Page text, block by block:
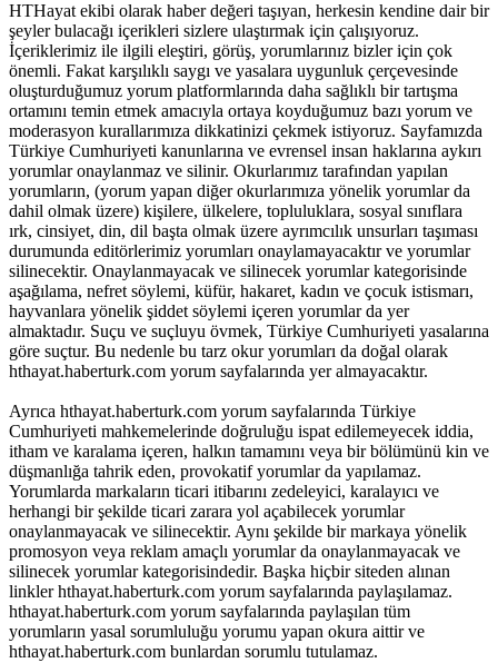
HTHayat ekibi olarak haber değeri taşıyan, herkesin kendine dair bir
şeyler bulacağı içerikleri sizlere ulaştırmak için çalışıyoruz.
İçeriklerimiz ile ilgili eleştiri, görüş, yorumlarınız bizler için çok
önemli. Fakat karşılıklı saygı ve yasalara uygunluk çerçevesinde
oluşturduğumuz yorum platformlarında daha sağlıklı bir tartışma
ortamını temin etmek amacıyla ortaya koyduğumuz bazı yorum ve
moderasyon kurallarımıza dikkatinizi çekmek istiyoruz. Sayfamızda
Türkiye Cumhuriyeti kanunlarına ve evrensel insan haklarına aykırı
yorumlar onaylanmaz ve silinir. Okurlarımız tarafından yapılan
yorumların, (yorum yapan diğer okurlarımıza yönelik yorumlar da
dahil olmak üzere) kişilere, ülkelere, topluluklara, sosyal sınıflara
ırk, cinsiyet, din, dil başta olmak üzere ayrımcılık unsurları taşıması
durumunda editörlerimiz yorumları onaylamayacaktır ve yorumlar
silinecektir. Onaylanmayacak ve silinecek yorumlar kategorisinde
aşağılama, nefret söylemi, küfür, hakaret, kadın ve çocuk istismarı,
hayvanlara yönelik şiddet söylemi içeren yorumlar da yer
almaktadır. Suçu ve suçluyu övmek, Türkiye Cumhuriyeti yasalarına
göre suçtur. Bu nedenle bu tarz okur yorumları da doğal olarak
hthayat.haberturk.com yorum sayfalarında yer almayacaktır.
Ayrıca hthayat.haberturk.com yorum sayfalarında Türkiye
Cumhuriyeti mahkemelerinde doğruluğu ispat edilemeyecek iddia,
itham ve karalama içeren, halkın tamamını veya bir bölümünü kin ve
düşmanlığa tahrik eden, provokatif yorumlar da yapılamaz.
Yorumlarda markaların ticari itibarını zedeleyici, karalayıcı ve
herhangi bir şekilde ticari zarara yol açabilecek yorumlar
onaylanmayacak ve silinecektir. Aynı şekilde bir markaya yönelik
promosyon veya reklam amaçlı yorumlar da onaylanmayacak ve
silinecek yorumlar kategorisindedir. Başka hiçbir siteden alınan
linkler hthayat.haberturk.com yorum sayfalarında paylaşılamaz.
hthayat.haberturk.com yorum sayfalarında paylaşılan tüm
yorumların yasal sorumluluğu yorumu yapan okura aittir ve
hthayat.haberturk.com bunlardan sorumlu tutulamaz.